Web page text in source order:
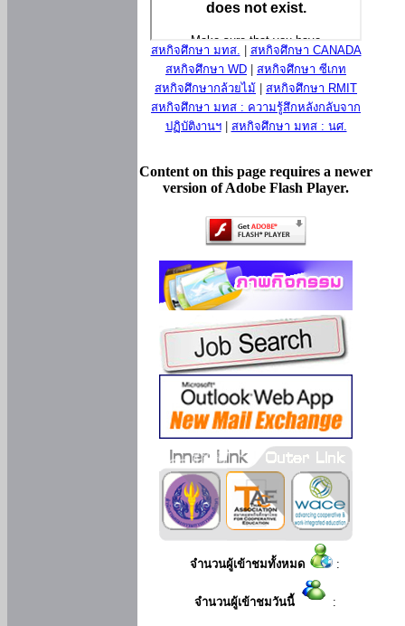
สหกิจศึกษา มทส.
สหกิจศึกษา CANADA
สหกิจศึกษา WD
สหกิจศึกษา ซีเกท
สหกิจศึกษากล้วยไม้
สหกิจศึกษา RMIT
สหกิจศึกษา มทส : ความรู้สึกหลังกลับจาก
ปฏิบัติงานฯ| สหกิจศึกษา มทส : นศ.
Content on this page requires a newer
version of Adobe Flash Player.
จำนวนผู้เข้าชมทั้งหมด :
จำนวนผู้เข้าชมวันนี้ :